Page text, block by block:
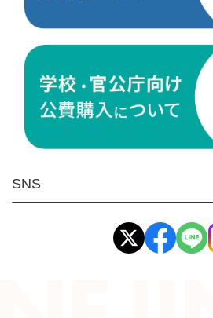
ケミカル製品
荷役伝導
環境安全用品
イマオ製品(IMAO)
工業資材(栃木屋)
SNS